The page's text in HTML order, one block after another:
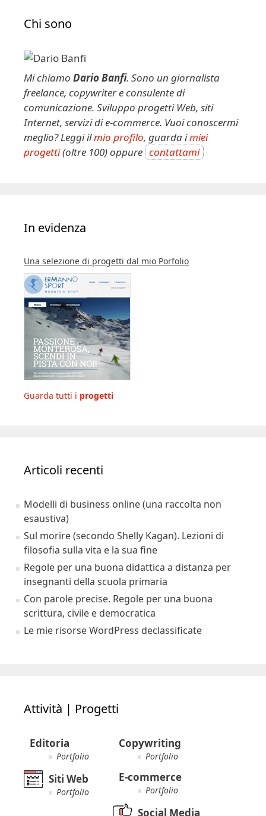
Chi sono
Mi chiamo Dario Banfi. Sono un giornalista
freelance, copywriter e consulente di
comunicazione. Sviluppo progetti Web, siti
Internet, servizi di e-commerce. Vuoi conoscermi
meglio? Leggi ilmio profilo, guarda imiei
progetti(oltre 100) oppure contattami
In evidenza
Una selezione di progetti dal mio Porfolio
Guarda tutti i progetti
Articoli recenti
Modelli di business online (una raccolta non
esaustiva)
Sul morire (secondo Shelly Kagan). Lezioni di
filosofia sulla vita e la sua fine
Regole per una buona didattica a distanza per
insegnanti della scuola primaria
Con parole precise. Regole per una buona
scrittura, civile e democratica
Le mie risorse WordPress declassificate
Attività | Progetti
Editoria
Portfolio
Copywriting
Portfolio
Siti Web
Portfolio
E-commerce
Portfolio
Social Media